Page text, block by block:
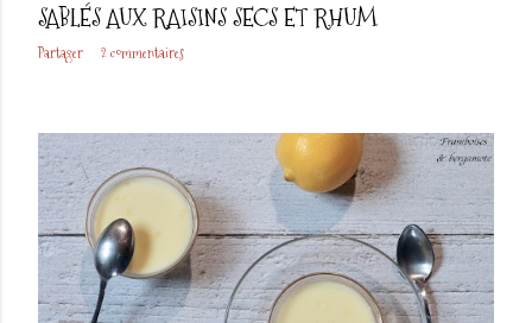
SABLÉS AUX RAISINS SECS ET RHUM
Partager 2 commentaires